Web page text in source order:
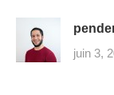
juin 3,